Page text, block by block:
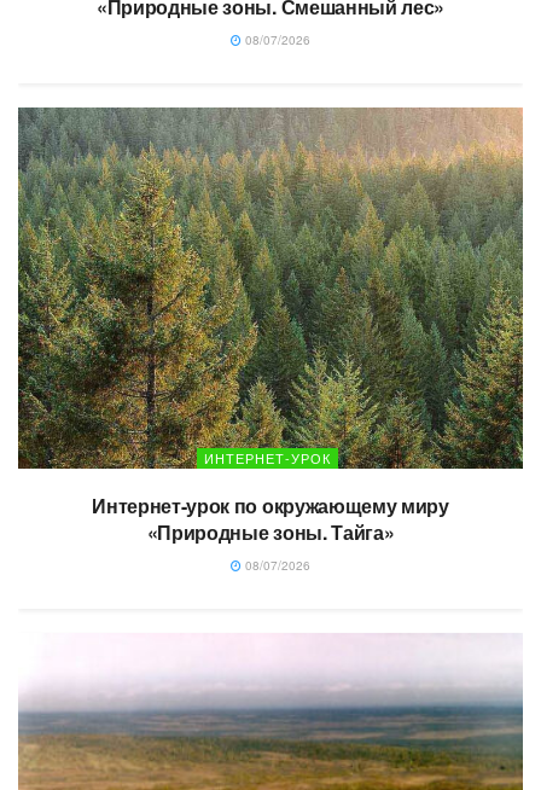
«Природные зоны. Смешанный лес»
08/07/2026
ИНТЕРНЕТ-УРОК
Интернет-урок по окружающему миру
«Природные зоны. Тайга»
08/07/2026